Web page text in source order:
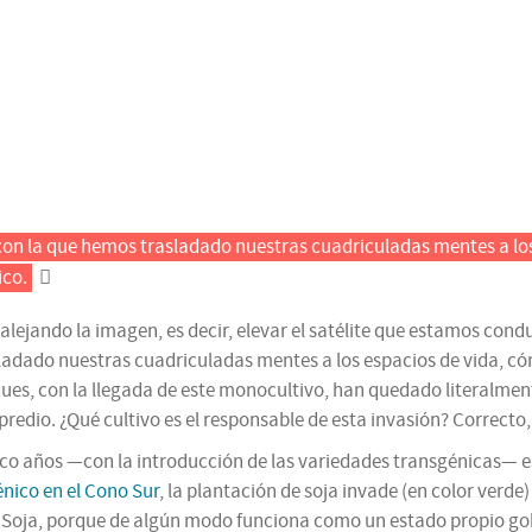
la que hemos trasladado nuestras cuadriculadas mentes a
la imagen, es decir, elevar el satélite que estamos
nuestras cuadriculadas mentes a los espacios de vida,
con la llegada de este monocultivo, han quedado
¿Qué cultivo es el responsable de esta invasión?
años —con la introducción de las variedades transgénicas—
en el Cono Sur, la plantación de soja invade (en color
porque de algún modo funciona como un estado propio